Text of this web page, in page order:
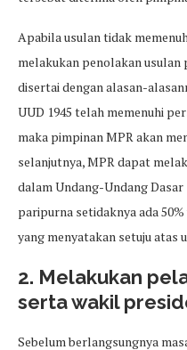
Apabila usulan tidak
melakukan penolakan
disertai dengan alasan-
UUD 1945 telah memenuhi
maka pimpinan MPR akan
selanjutnya, MPR dapat
dalam Undang-Undang
paripurna setidaknya ada
yang menyatakan setuju atas
2. Melakukan
serta wakil
Sebelum berlangsungnya